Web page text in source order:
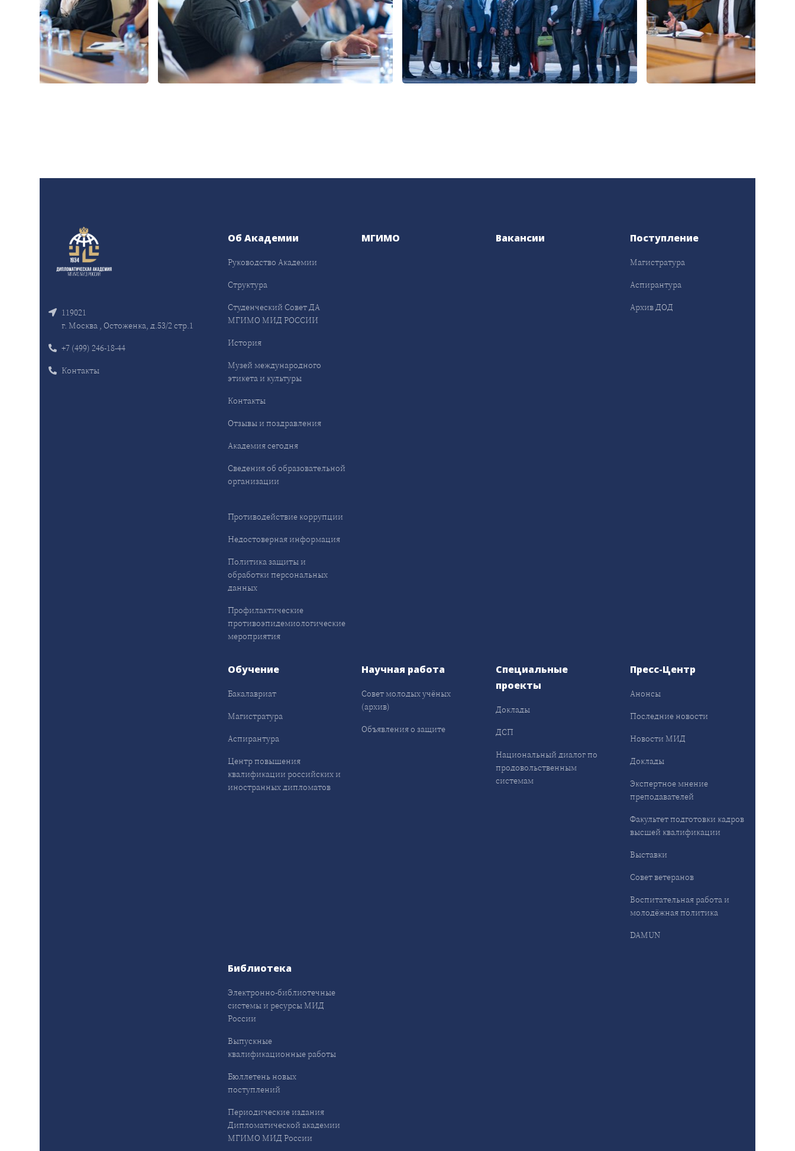
119021
г. Москва , Остоженка, д.53/2 стр.1
+7 (499) 246-18-44
Контакты
Об Академии
Руководство Академии
Структура
Студенческий Совет ДА
МГИМО МИД РОССИИ
История
Музей международного
этикета и культуры
Контакты
Отзывы и поздравления
Академия сегодня
Сведения об образовательной
организации
Противодействие коррупции
Недостоверная информация
Политика защиты и
обработки персональных
данных
Профилактические
противоэпидемиологические
мероприятия
МГИМО Вакансии Поступление
Магистратура
Аспирантура
Архив ДОД
Обучение
Бакалавриат
Магистратура
Аспирантура
Центр повышения
квалификации российских и
иностранных дипломатов
Научная работа
Совет молодых учёных
(архив)
Объявления о защите
Специальные
проекты
Доклады
ДСП
Национальный диалог по
продовольственным
системам
Пресс-Центр
Анонсы
Последние новости
Новости МИД
Доклады
Экспертное мнение
преподавателей
Факультет подготовки кадров
высшей квалификации
Выставки
Совет ветеранов
Воспитательная работа и
молодёжная политика
DAMUN
Библиотека
Электронно-библиотечные
системы и ресурсы МИД
России
Выпускные
квалификационные работы
Бюллетень новых
поступлений
Периодические издания
Дипломатической академии
МГИМО МИД России